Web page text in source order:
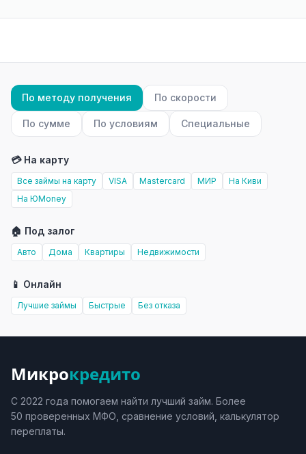
По методу получения По скорости
По сумме По условиям Специальные
💳 На карту
Все займы на карту VISA Mastercard МИР
На Киви
На ЮMoney
🏠 Под залог
Авто Дома Квартиры Недвижимости
📱 Онлайн
Лучшие займы Быстрые Без отказа
Микрокредито
С 2022 года помогаем найти лучший займ. Более
50 проверенных МФО, сравнение условий, калькулятор
переплаты.